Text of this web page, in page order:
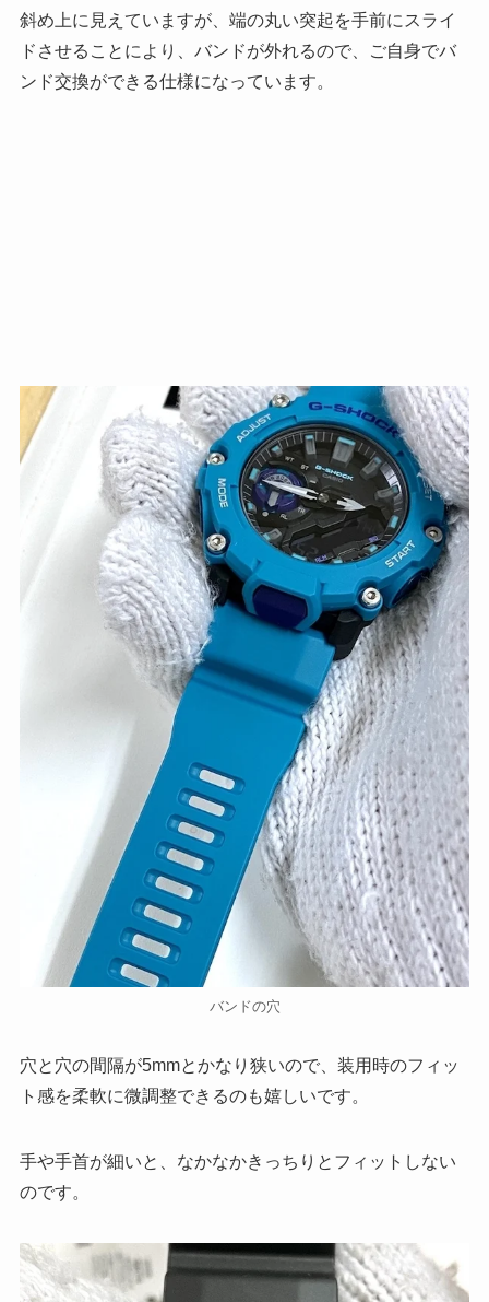
斜め上に見えていますが、端の丸い突起を手前にスライ
ドさせることにより、バンドが外れるので、ご自身でバ
ンド交換ができる仕様になっています。
バンドの穴
穴と穴の間隔が5mmとかなり狭いので、装用時のフィッ
ト感を柔軟に微調整できるのも嬉しいです。
手や手首が細いと、なかなかきっちりとフィットしない
のです。